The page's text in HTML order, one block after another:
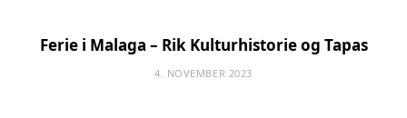
Ferie i Malaga – Rik Kulturhistorie og Tapas
4. NOVEMBER 2023